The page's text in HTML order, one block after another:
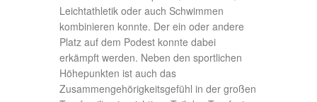
Leichtathletik oder auch Schwimmen
kombinieren konnte. Der ein oder andere
Platz auf dem Podest konnte dabei
erkämpft werden. Neben den sportlichen
Höhepunkten ist auch das
Zusammengehörigkeitsgefühl in der großen